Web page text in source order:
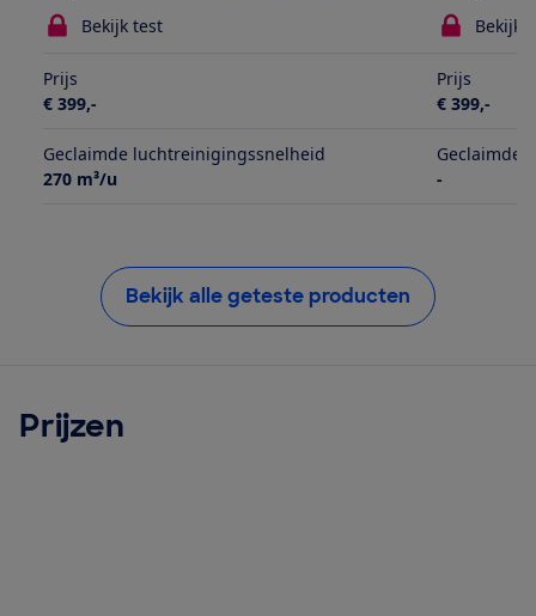
Bekijk test
Bekijk
Prijs
€ 399,-
Prijs
€ 399,-
Geclaimde luchtreinigingssnelheid
270 m³/u
Geclaimde
-
Bekijk alle geteste producten
Prijzen